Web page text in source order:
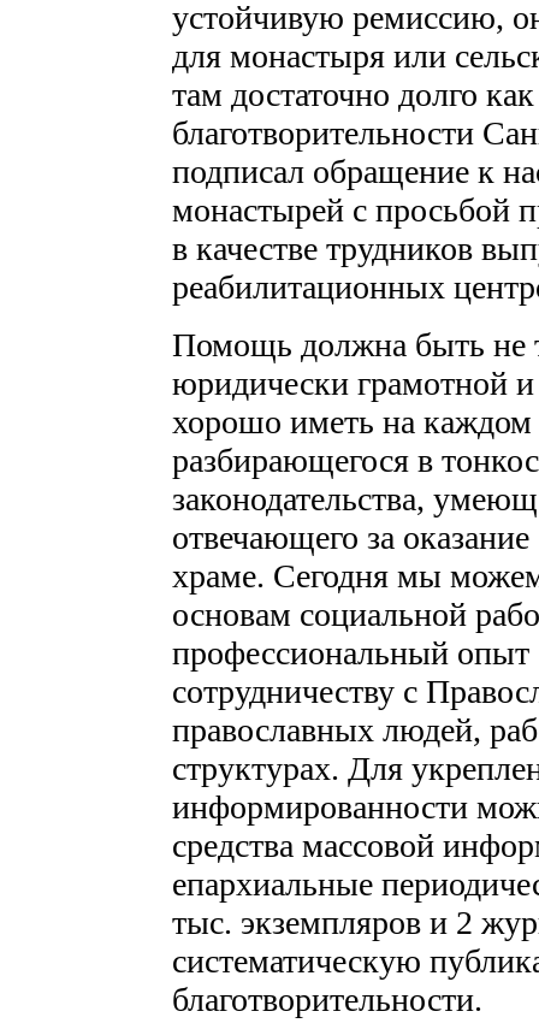
устойчивую ремиссию,
для монастыря или
там достаточно долго
благотворительности
подписал обращение к
монастырей с просьбой
в качестве трудников
реабилитационных
Помощь должна быть не
юридически грамотной
хорошо иметь на каждом
разбирающегося в
законодательства,
отвечающего за
храме. Сегодня мы
основам социальной
профессиональный опыт
сотрудничеству с
православных людей,
структурах. Для
информированности
средства массовой
епархиальные
тыс. экземпляров и 2
систематическую
благотворительности.